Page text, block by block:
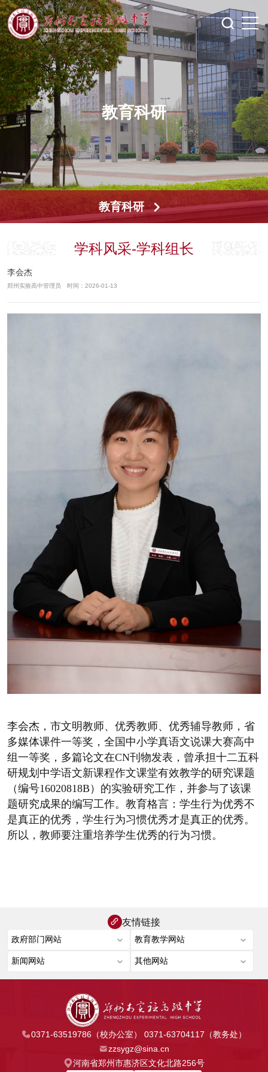
教育科研
教育科研
学科风采-学科组长
李会杰
郑州实验高中管理员 时间：2026-01-13
李会杰，市文明教师、优秀教师、优秀辅导教师，省
多媒体课件一等奖，全国中小学真语文说课大赛高中
组一等奖，多篇论文在CN刊物发表，曾承担十二五科
研规划中学语文新课程作文课堂有效教学的研究课题
（编号16020818B）的实验研究工作，并参与了该课
题研究成果的编写工作。 教育格言： 学生行为优秀不
是真正的优秀，学生行为习惯优秀才是真正的优秀。
所以，教师要注重培养学生优秀的行为习惯。
友情链接
0371-63519786（校办公室） 0371-63704117（教务处）
zzsygz@sina.cn
河南省郑州市惠济区文化北路256号